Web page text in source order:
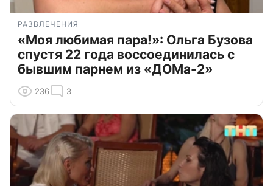
РАЗВЛЕЧЕНИЯ
«Моя любимая пара!»: Ольга Бузова
спустя 22 года воссоединилась с
бывшим парнем из «ДОМа-2»
236 3